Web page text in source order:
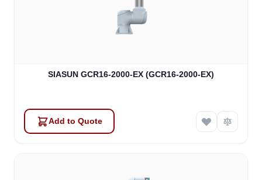
SIASUN GCR16-2000-EX (GCR16-2000-EX)
Add to Quote